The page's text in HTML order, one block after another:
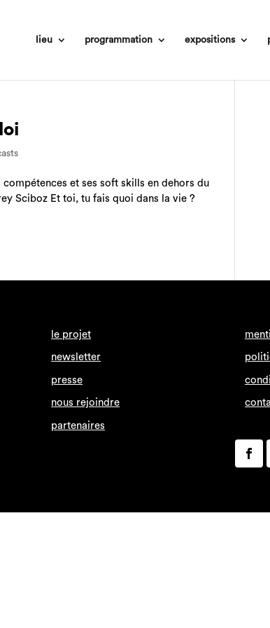
lieu programmation expositions
et ses soft skills en dehors du
Sciboz Et toi, tu fais quoi dans la vie ?
le projet
newsletter
presse
nous rejoindre
partenaires